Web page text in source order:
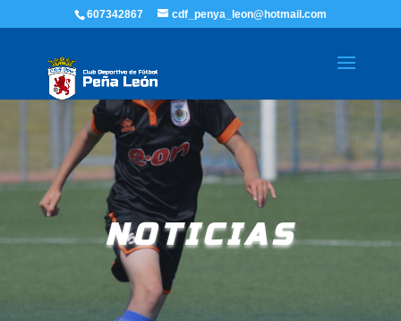
607342867 cdf_penya_leon@hotmail.com
NOTICIAS